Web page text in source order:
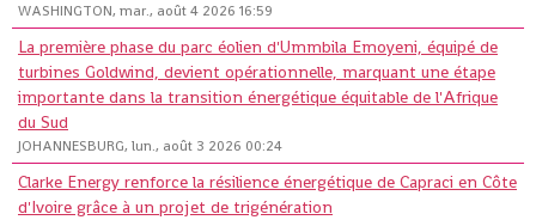
WASHINGTON, mar., août 4 2026 16:59
La première phase du parc éolien d'Ummbila Emoyeni, équipé de
turbines Goldwind, devient opérationnelle, marquant une étape
importante dans la transition énergétique équitable de l'Afrique
du Sud
JOHANNESBURG, lun., août 3 2026 00:24
Clarke Energy renforce la résilience énergétique de Capraci en Côte
d'Ivoire grâce à un projet de trigénération